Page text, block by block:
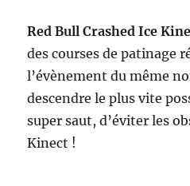
Red Bull Crashed Ice
des courses de patinage
l’évènement du même
descendre le plus vite
super saut, d’éviter les
Kinect !